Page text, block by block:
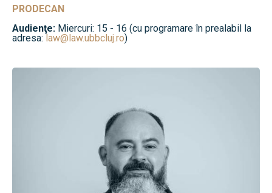
PRODECAN
Audienţe: Miercuri: 15 - 16 (cu programare în prealabil la
adresa: law@law.ubbcluj.ro)